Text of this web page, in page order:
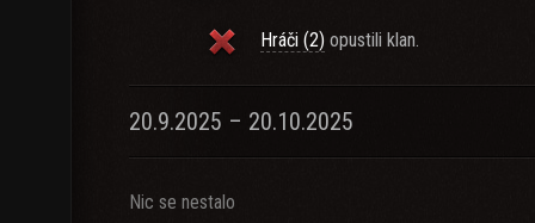
Hráči (2) opustili klan.
20.9.2025 – 20.10.2025
Nic se nestalo